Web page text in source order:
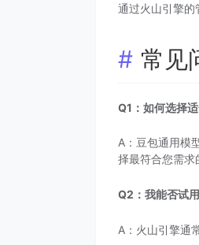
通过火山引擎的
常见
Q1：如何选择
A：豆包通用模
择最符合您需求
Q2：我能否试
A：火山引擎通